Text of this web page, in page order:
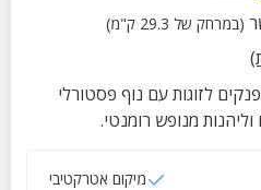
(במרחק של 29.3 ק"מ)
לזוגות עם נוף פסטורלי
מנופש רומנטי.
מיקום אטרקטיבי